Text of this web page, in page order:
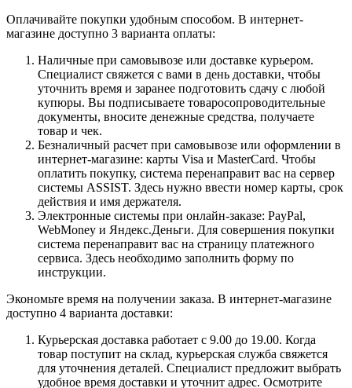
Оплачивайте покупки удобным способом. В интернет-
магазине доступно 3 варианта оплаты:
Наличные при самовывозе или доставке курьером.
Специалист свяжется с вами в день доставки, чтобы
уточнить время и заранее подготовить сдачу с любой
купюры. Вы подписываете товаросопроводительные
документы, вносите денежные средства, получаете
товар и чек.
Безналичный расчет при самовывозе или оформлении в
интернет-магазине: карты Visa и MasterCard. Чтобы
оплатить покупку, система перенаправит вас на сервер
системы ASSIST. Здесь нужно ввести номер карты, срок
действия и имя держателя.
Электронные системы при онлайн-заказе: PayPal,
WebMoney и Яндекс.Деньги. Для совершения покупки
система перенаправит вас на страницу платежного
сервиса. Здесь необходимо заполнить форму по
инструкции.
Экономьте время на получении заказа. В интернет-магазине
доступно 4 варианта доставки:
Курьерская доставка работает с 9.00 до 19.00. Когда
товар поступит на склад, курьерская служба свяжется
для уточнения деталей. Специалист предложит выбрать
удобное время доставки и уточнит адрес. Осмотрите